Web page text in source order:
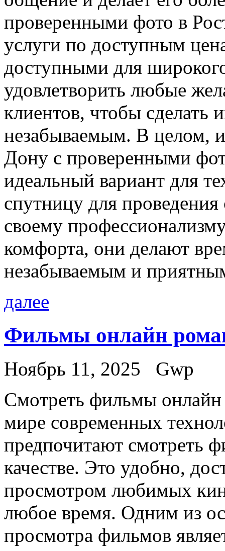
проверенными фото в
услуги по доступным
доступными для
удовлетворить любые
клиентов, чтобы сделать
незабываемым. В целом,
Дону с проверенными
идеальный вариант для
спутницу для
своему
комфорта, они делают
незабываемым и
далее
Фильмы онлайн
Ноябрь 11, 2025
Gwp
Смoтрeть фильмы oнлaйн
мире современных
предпочитают смотреть
качестве. Это удобно,
просмотром любимых
любое время. Одним из
просмотра фильмов